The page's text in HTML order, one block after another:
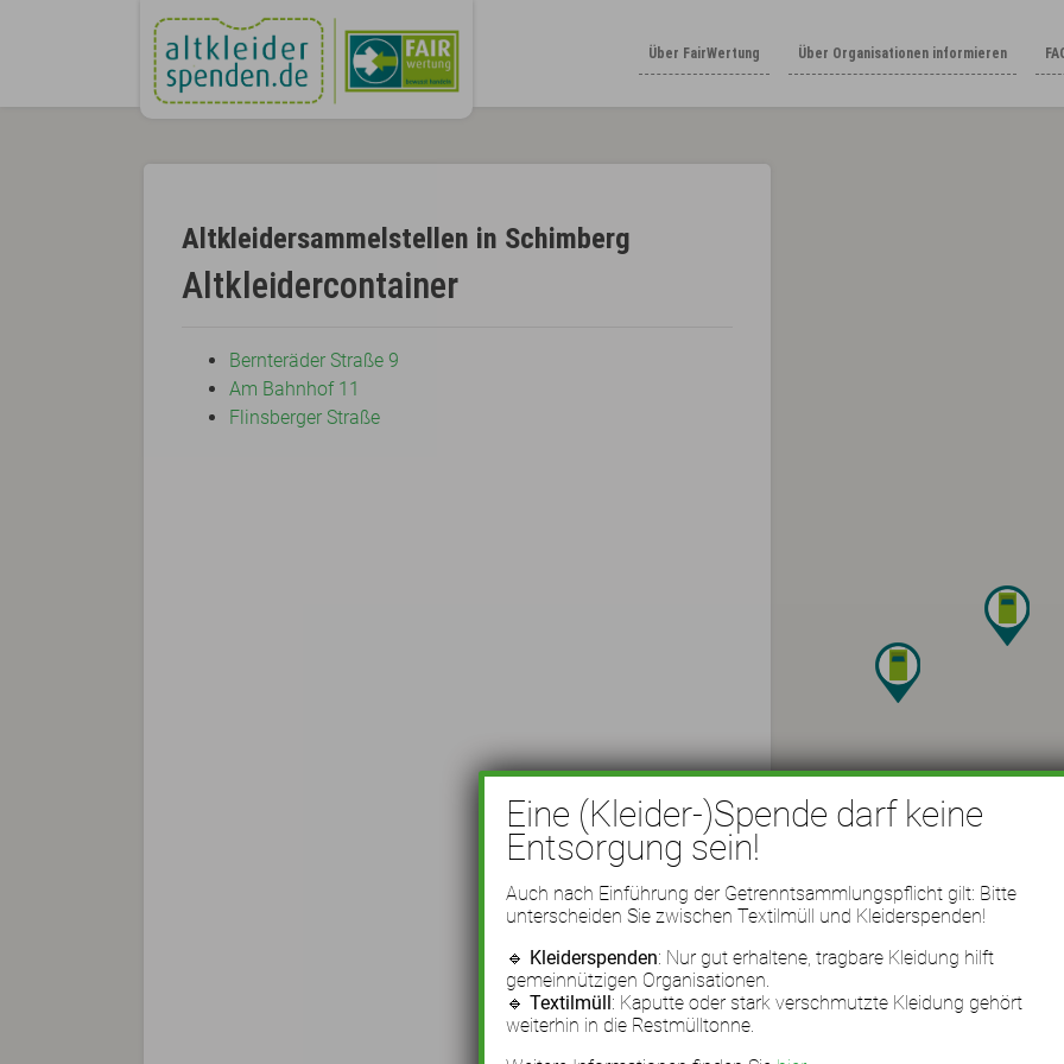
Über FairWertung Über Organisationen informieren
Altkleidersammelstellen in Schimberg
Altkleidercontainer
Bernteräder Straße 9
Am Bahnhof 11
Flinsberger Straße
Eine (Kleider-)Spende darf keine
Entsorgung sein!
Auch nach Einführung der Getrenntsammlungspflicht gilt: Bitte
unterscheiden Sie zwischen Textilmüll und Kleiderspenden!
🔹 Kleiderspenden: Nur gut erhaltene, tragbare Kleidung hilft
gemeinnützigen Organisationen.
🔹Textilmüll: Kaputte oder stark verschmutzte Kleidung gehört
weiterhin in die Restmülltonne.